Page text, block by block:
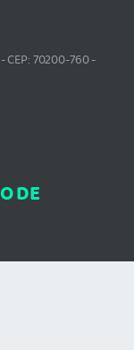
CEP: 70200-760 -
DE